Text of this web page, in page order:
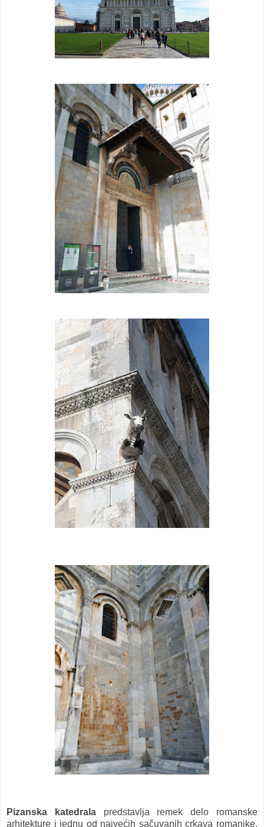
Pizanska katedralapredstavlja remek delo romanske
arhitekture i jednu od najvećih sačuvanih crkava romanike,